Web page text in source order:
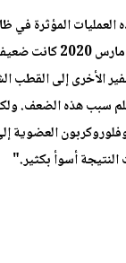
العمليات المؤثرة
أشهر ديسمبر 2019 -
الأخرى إلى القطب
سبب هذه الضعف.
العضوية
أسوأ بكثير".